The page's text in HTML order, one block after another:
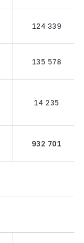
124 339
135 578
14 235
932 701